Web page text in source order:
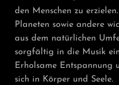
den Menschen zu
Planeten sowie andere
aus dem natürlichen
sorgfältig in die Musik
Erholsame Entspannung
sich in Körper und Seele.